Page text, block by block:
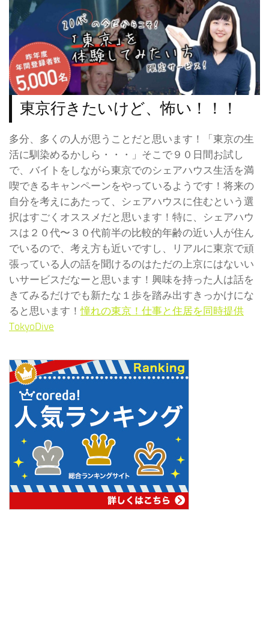
東京行きたいけど、怖い！！！
多分、多くの人が思うことだと思います！「東京の生
活に馴染めるかしら・・・」そこで９０日間お試し
で、バイトをしながら東京でのシェアハウス生活を満
喫できるキャンペーンをやっているようです！将来の
自分を考えにあたって、シェアハウスに住むという選
択はすごくオススメだと思います！特に、シェアハウ
スは２０代〜３０代前半の比較的年齢の近い人が住ん
でいるので、考え方も近いですし、リアルに東京で頑
張っている人の話を聞けるのはただの上京にはないい
いサービスだなーと思います！興味を持った人は話を
きてみるだけでも新たな１歩を踏み出すきっかけにな
ると思います！憧れの東京！仕事と住居を同時提供
TokyoDive